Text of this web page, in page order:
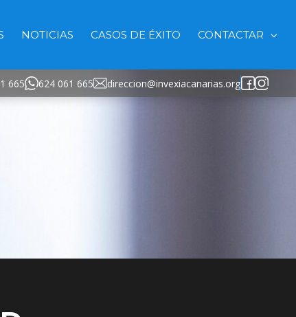
NOTICIAS CASOS DE ÉXITO CONTACTAR
665 624 061 665 direccion@invexiacanarias.org